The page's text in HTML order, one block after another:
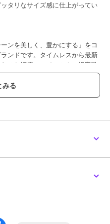
タリなサイズ感に仕上がってい
ンを美しく、豊かにする』をコ
ンドです。タイムレスから最新
せた幅広いアイテムをご提案致
ット×1、フラップポケット
｜マチ：3cm｜重さ：340g
品です
ェット